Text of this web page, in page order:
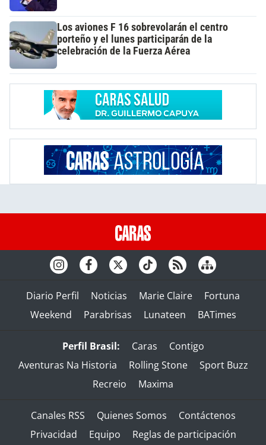
Los aviones F 16 sobrevolarán el centro
porteño y el lunes participarán de la
celebración de la Fuerza Aérea
Diario Perfil Noticias Marie Claire
Fortuna
Weekend
Parabrisas Lunateen BATimes
Perfil Brasil: Caras
Contigo
Aventuras Na Historia
Rolling Stone
Sport Buzz
Recreio
Maxima
Canales RSS Quienes Somos
Contáctenos
Privacidad
Equipo Reglas de participación